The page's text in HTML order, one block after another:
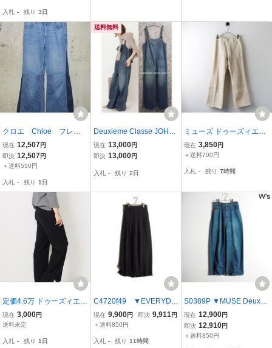
入札 - 残り 3日
クロエ Chloe フレ
ア デニム パンツ 38
Chc22UdP111504ZA3
8 D8699
現在 12,507円
即決 12,507円
＋送料550円
入札 - 残り 1日
送料無料
Deuxieme Classe JOHN
BULL ドゥーズィエムク
ラス ジョンブル☆デニム
ツ/サイズL
現在 13,000円
即決 13,000円
入札 - 残り 2日
ミューズ ドゥーズィエム
クラス MUSE Deuxieme
Classe Flare デニム 36■
ア パンツ 【2400015075
現在 3,850円
＋送料700円
入札 - 残り 7時間
定価4.6万 ドゥーズィエム
クラス ニット サイドスリ
ット リブパンツ ネイビー
e Classe
現在 3,000円
送料未定
入札 - 残り 1日
C4720f49 ▼EVERYDA
Y I LIKE. ドゥーズィエム
クラス▼ イージーワイ
リエステル ワイドパンツ
現在 9,900円 即決 9,911円
＋送料850円
入札 - 残り 11時間
S0389P ▼MUSE Deuxie
me Classe ドゥーズィエ
ムクラス▼25AW Monsie
ur DENIM NORMAL パン
現在 12,900円
即決 12,910円
＋送料850円